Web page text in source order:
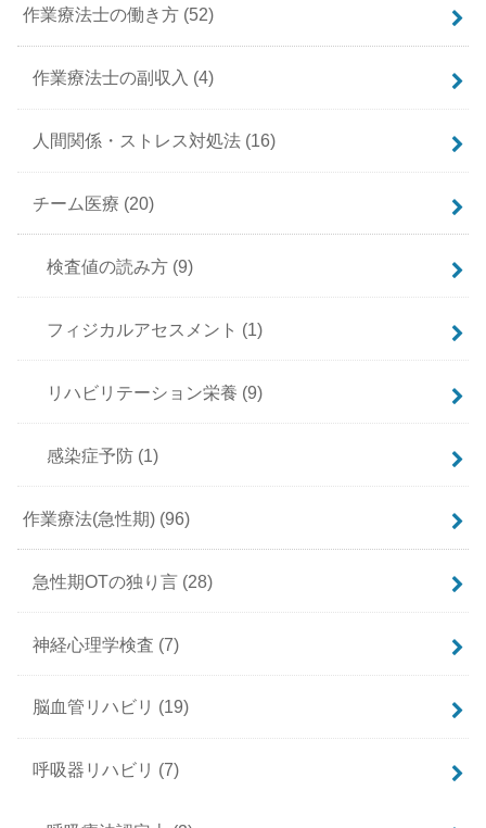
作業療法士の働き方 (52)
作業療法士の副収入 (4)
人間関係・ストレス対処法 (16)
チーム医療 (20)
検査値の読み方 (9)
フィジカルアセスメント (1)
リハビリテーション栄養 (9)
感染症予防 (1)
作業療法(急性期) (96)
急性期OTの独り言 (28)
神経心理学検査 (7)
脳血管リハビリ (19)
呼吸器リハビリ (7)